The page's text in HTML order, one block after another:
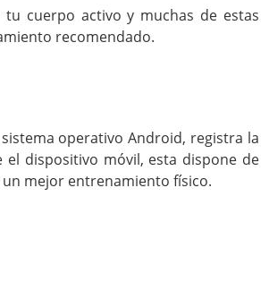
cuerpo activo y muchas de estas
recomendado.
operativo Android, registra la
dispositivo móvil, esta dispone de
mejor entrenamiento físico.